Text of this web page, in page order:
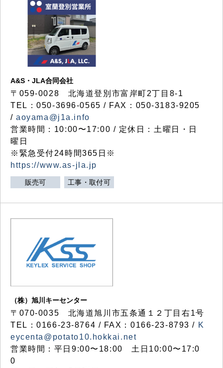
A&S・JLA合同会社
〒 059-0028 北海道登別市富岸町2丁目 8-1
TEL：050-3696-0565 / FAX：050-3183-9205
/aoyama@j1a.info
営業時間：10:00〜17:00 / 定休日：土曜日・日
曜日
※緊急受付24時間365日※
https://www.as-jla.jp
販売可 工事・取付可
（株）旭川キーセンター
〒070-0035 北海道旭川市五条通１２丁目右1号
TEL：0166-23-8764 / FAX：0166-23-8793 / K
eycenta@potato10.hokkai.net
営業時間：平日9:00〜18:00 土日10:00〜17:0
0